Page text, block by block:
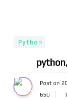
Python
Post on
650